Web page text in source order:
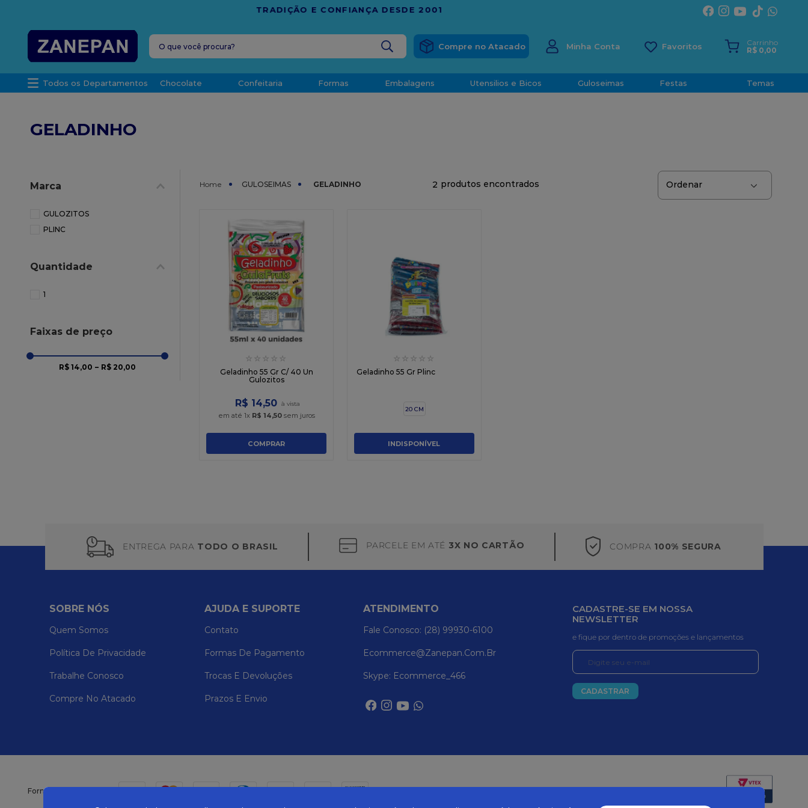
FRETE GRÁTISEM COMPRAS ACIMA DE R$ 1.000,00 PARA O ESPÍRITO SANTO
O que você procura?
Minha Conta
Carrinho
R$ 0,00
Todos os Departamentos Chocolate Confeitaria Formas Embalagens Utensilios e Bicos Guloseimas Festas Temas
GELADINHO
Marca
GULOZITOS
PLINC
Quantidade
1
Faixas de preço
R$ 14,00 – R$ 20,00
GULOSEIMAS GELADINHO 2
☆ ☆ ☆ ☆ ☆
Geladinho 55 Gr C/ 40 Un
Gulozitos
R$ 14,50
em até 1x R$ 14,50sem juros
COMPRAR
☆ ☆ ☆ ☆ ☆
Geladinho 55 Gr Plinc
20 CM
INDISPONÍVEL
ENTREGA PARA TODO O BRASIL PARCELE EM ATÉ 3X NO CARTÃO COMPRA 100% SEGURA
SOBRE NÓS
Quem Somos
Política De Privacidade
Trabalhe Conosco
Compre No Atacado
AJUDA E SUPORTE
Contato
Formas De Pagamento
Trocas E Devoluções
Prazos E Envio
ATENDIMENTO
Fale Conosco: (28) 99930-6100
Ecommerce@zanepan.com.br
Skype: Ecommerce_466
CADASTRE-SE EM NOSSA
NEWSLETTER
e fique por dentro de promoções e lançamentos
CADASTRAR
Formas de pagamento
leite condensado
bala
caixa kraft
chocolate